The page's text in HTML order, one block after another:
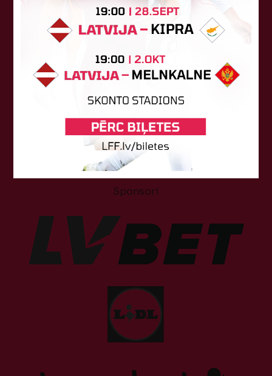
Tehniskais sponsors
Sponsori